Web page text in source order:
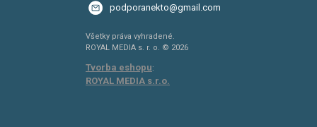
podporanekto@gmail.com
Všetky práva vyhradené.
ROYAL MEDIA s. r. o. © 2026
Tvorba eshopu:
ROYAL MEDIA s.r.o.